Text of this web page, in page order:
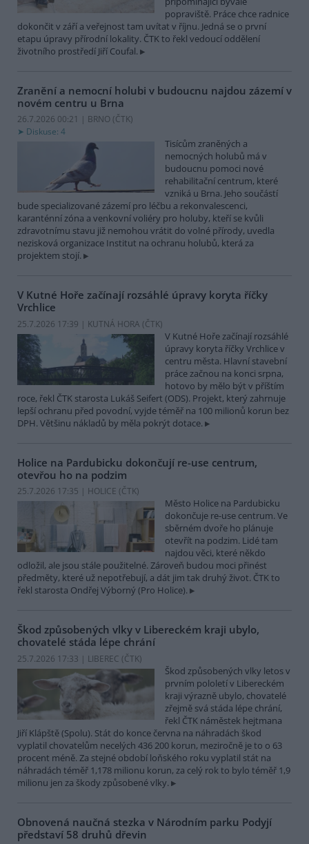
popraviště. Práce chce radnice
dokončit v září a veřejnost tam uvítat v říjnu. Jedná se o první
etapu úpravy přírodní lokality. ČTK to řekl vedoucí oddělení
životního prostředí Jiří Coufal.
Zranění a nemocní holubi v budoucnu najdou zázemí v
novém centru u Brna
26.7.2026 00:21 | BRNO (ČTK)
Diskuse: 4
Tisícům zraněných a
nemocných holubů má v
budoucnu pomoci nové
rehabilitační centrum, které
vzniká u Brna. Jeho součástí
bude specializované zázemí pro léčbu a rekonvalescenci,
karanténní zóna a venkovní voliéry pro holuby, kteří se kvůli
zdravotnímu stavu již nemohou vrátit do volné přírody, uvedla
nezisková organizace Institut na ochranu holubů, která za
projektem stojí.
V Kutné Hoře začínají rozsáhlé úpravy koryta říčky
Vrchlice
25.7.2026 17:39 | KUTNÁ HORA (ČTK)
V Kutné Hoře začínají rozsáhlé
úpravy koryta říčky Vrchlice v
centru města. Hlavní stavební
práce začnou na konci srpna,
hotovo by mělo být v příštím
roce, řekl ČTK starosta Lukáš Seifert (ODS). Projekt, který zahrnuje
lepší ochranu před povodní, vyjde téměř na 100 milionů korun bez
DPH. Většinu nákladů by měla pokrýt dotace.
Holice na Pardubicku dokončují re-use centrum,
otevřou ho na podzim
25.7.2026 17:35 | HOLICE (ČTK)
Město Holice na Pardubicku
dokončuje re-use centrum. Ve
sběrném dvoře ho plánuje
otevřít na podzim. Lidé tam
najdou věci, které někdo
odložil, ale jsou stále použitelné. Zároveň budou moci přinést
předměty, které už nepotřebují, a dát jim tak druhý život. ČTK to
řekl starosta Ondřej Výborný (Pro Holice).
Škod způsobených vlky v Libereckém kraji ubylo,
chovatelé stáda lépe chrání
25.7.2026 17:33 | LIBEREC (ČTK)
Škod způsobených vlky letos v
prvním pololetí v Libereckém
kraji výrazně ubylo, chovatelé
zřejmě svá stáda lépe chrání,
řekl ČTK náměstek hejtmana
Jiří Klápště (Spolu). Stát do konce června na náhradách škod
vyplatil chovatelům necelých 436 200 korun, meziročně je to o 63
procent méně. Za stejné období loňského roku vyplatil stát na
náhradách téměř 1,178 milionu korun, za celý rok to bylo téměř 1,9
milionu jen za škody způsobené vlky.
Obnovená naučná stezka v Národním parku Podyjí
představí 58 druhů dřevin